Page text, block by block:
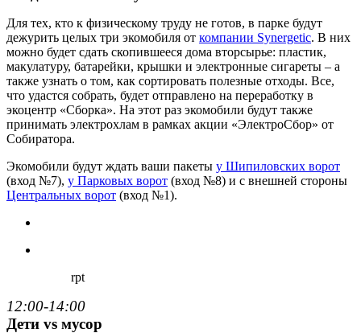
Для тех, кто к физическому труду не готов, в парке будут
дежурить целых три экомобиля от компании Synergetic. В них
можно будет сдать скопившееся дома вторсырье: пластик,
макулатуру, батарейки, крышки и электронные сигареты – а
также узнать о том, как сортировать полезные отходы. Все,
что удастся собрать, будет отправлено на переработку в
экоцентр «Сборка». На этот раз экомобили будут также
принимать электрохлам в рамках акции «ЭлектроСбор» от
Собиратора.
Экомобили будут ждать ваши пакеты у Шипиловских ворот
(вход №7), у Парковых ворот (вход №8) и с внешней стороны
Центральных ворот (вход №1).
rpt
12:00-14:00
Дети vs мусор